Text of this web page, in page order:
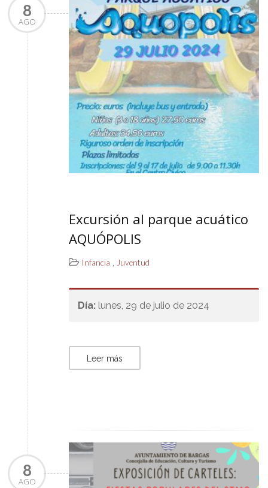
8
AGO
Excursión al parque acuático
AQUÓPOLIS
Infancia , Juventud
Día: lunes, 29 de julio de 2024
Leer más
8
AGO